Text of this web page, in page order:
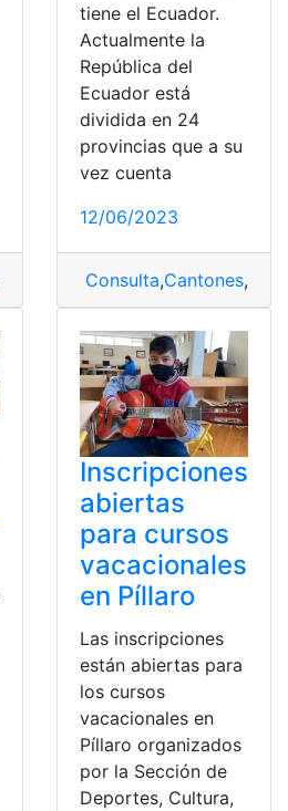
número,Provincias
tiene el Ecuador.
Actualmente la
República del
Ecuador está
dividida en 24
provincias que a su
vez cuenta
12/06/2023
Consulta,Cantones,
Inscripciones
abiertas
para cursos
vacacionales
en Píllaro
Las inscripciones
están abiertas para
los cursos
vacacionales en
Píllaro organizados
por la Sección de
Deportes, Cultura,